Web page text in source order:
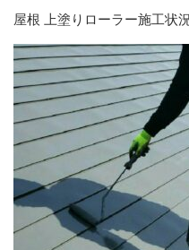
屋根 上塗りローラー施工状況